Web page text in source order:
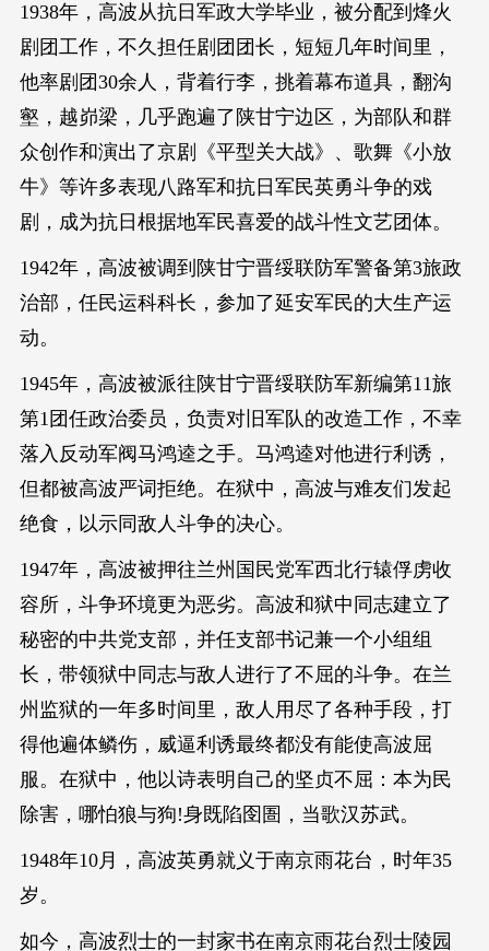
1938年，高波从抗日军政大学毕业，被分配到烽火
剧团工作，不久担任剧团团长，短短几年时间里，
他率剧团30余人，背着行李，挑着幕布道具，翻沟
壑，越峁梁，几乎跑遍了陕甘宁边区，为部队和群
众创作和演出了京剧《平型关大战》、歌舞《小放
牛》等许多表现八路军和抗日军民英勇斗争的戏
剧，成为抗日根据地军民喜爱的战斗性文艺团体。
1942年，高波被调到陕甘宁晋绥联防军警备第3旅政
治部，任民运科科长，参加了延安军民的大生产运
动。
1945年，高波被派往陕甘宁晋绥联防军新编第11旅
第1团任政治委员，负责对旧军队的改造工作，不幸
落入反动军阀马鸿逵之手。马鸿逵对他进行利诱，
但都被高波严词拒绝。在狱中，高波与难友们发起
绝食，以示同敌人斗争的决心。
1947年，高波被押往兰州国民党军西北行辕俘虏收
容所，斗争环境更为恶劣。高波和狱中同志建立了
秘密的中共党支部，并任支部书记兼一个小组组
长，带领狱中同志与敌人进行了不屈的斗争。在兰
州监狱的一年多时间里，敌人用尽了各种手段，打
得他遍体鳞伤，威逼利诱最终都没有能使高波屈
服。在狱中，他以诗表明自己的坚贞不屈：本为民
除害，哪怕狼与狗!身既陷囹圄，当歌汉苏武。
1948年10月，高波英勇就义于南京雨花台，时年35
岁。
如今，高波烈士的一封家书在南京雨花台烈士陵园